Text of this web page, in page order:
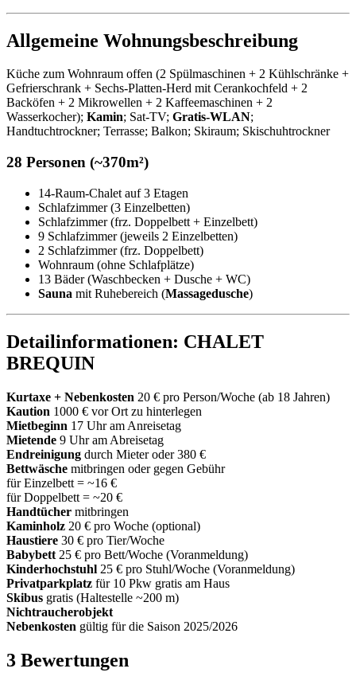
Allgemeine Wohnungsbeschreibung
Küche zum Wohnraum offen (2 Spülmaschinen + 2 Kühlschränke +
Gefrierschrank + Sechs-Platten-Herd mit Cerankochfeld + 2
Backöfen + 2 Mikrowellen + 2 Kaffeemaschinen + 2
Wasserkocher); Kamin; Sat-TV; Gratis-WLAN;
Handtuchtrockner; Terrasse; Balkon; Skiraum; Skischuhtrockner
28 Personen (~370m²)
14-Raum-Chalet auf 3 Etagen
Schlafzimmer (3 Einzelbetten)
Schlafzimmer (frz. Doppelbett + Einzelbett)
9 Schlafzimmer (jeweils 2 Einzelbetten)
2 Schlafzimmer (frz. Doppelbett)
Wohnraum (ohne Schlafplätze)
13 Bäder (Waschbecken + Dusche + WC)
Sauna mit Ruhebereich (Massagedusche)
Detailinformationen: CHALET
BREQUIN
Kurtaxe + Nebenkosten 20 € pro Person/Woche (ab 18 Jahren)
Kaution 1000 € vor Ort zu hinterlegen
Mietbeginn 17 Uhr am Anreisetag
Mietende 9 Uhr am Abreisetag
Endreinigung durch Mieter oder 380 €
Bettwäsche mitbringen oder gegen Gebühr
für Einzelbett = ~16 €
für Doppelbett = ~20 €
Handtücher mitbringen
Kaminholz 20 € pro Woche (optional)
Haustiere 30 € pro Tier/Woche
Babybett 25 € pro Bett/Woche (Voranmeldung)
Kinderhochstuhl 25 € pro Stuhl/Woche (Voranmeldung)
Privatparkplatz für 10 Pkw gratis am Haus
Skibus gratis (Haltestelle ~200 m)
Nichtraucherobjekt
Nebenkosten gültig für die Saison 2025/2026
3 Bewertungen